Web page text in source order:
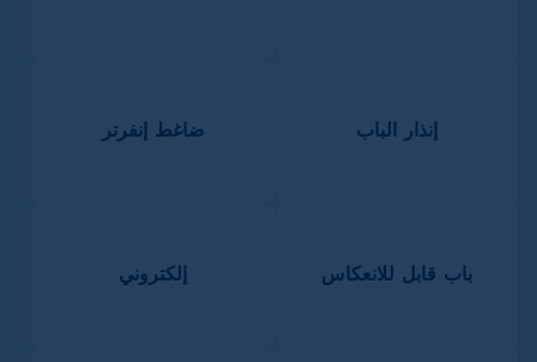
إنذار الباب ضاغط إنفرتر
باب قابل للانعكاس إلكتروني